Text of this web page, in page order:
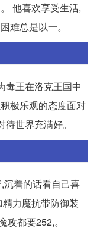
他喜欢享受生活,
难总是以一。
毒王在洛克王国中
极乐观的态度面对
世界充满好。
沉着的话看自己喜
力魔抗带防御装
都要252,。